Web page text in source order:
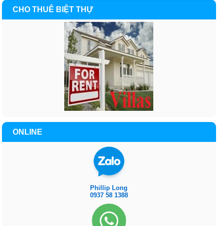
CHO THUÊ BIỆT THỰ
ONLINE
Phillip Long
0937 58 1388